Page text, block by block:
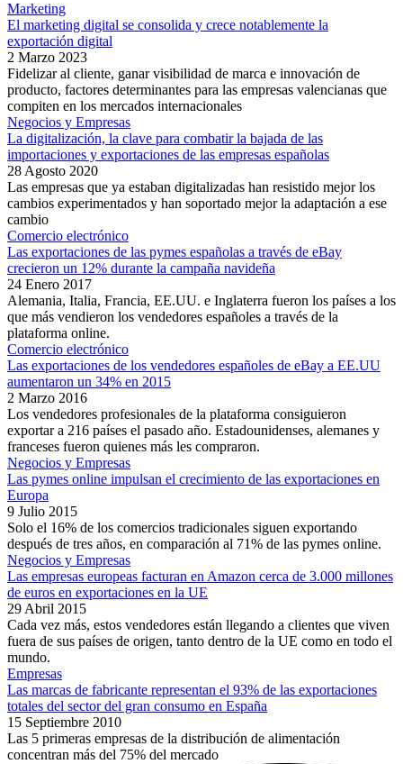
Marketing
El marketing digital se consolida y crece notablemente la
exportación digital
2 Marzo 2023
Fidelizar al cliente, ganar visibilidad de marca e innovación de
producto, factores determinantes para las empresas valencianas que
compiten en los mercados internacionales
Negocios y Empresas
La digitalización, la clave para combatir la bajada de las
importaciones y exportaciones de las empresas españolas
28 Agosto 2020
Las empresas que ya estaban digitalizadas han resistido mejor los
cambios experimentados y han soportado mejor la adaptación a ese
cambio
Comercio electrónico
Las exportaciones de las pymes españolas a través de eBay
crecieron un 12% durante la campaña navideña
24 Enero 2017
Alemania, Italia, Francia, EE.UU. e Inglaterra fueron los países a los
que más vendieron los vendedores españoles a través de la
plataforma online.
Comercio electrónico
Las exportaciones de los vendedores españoles de eBay a EE.UU
aumentaron un 34% en 2015
2 Marzo 2016
Los vendedores profesionales de la plataforma consiguieron
exportar a 216 países el pasado año. Estadounidenses, alemanes y
franceses fueron quienes más les compraron.
Negocios y Empresas
Las pymes online impulsan el crecimiento de las exportaciones en
Europa
9 Julio 2015
Solo el 16% de los comercios tradicionales siguen exportando
después de tres años, en comparación al 71% de las pymes online.
Negocios y Empresas
Las empresas europeas facturan en Amazon cerca de 3.000 millones
de euros en exportaciones en la UE
29 Abril 2015
Cada vez más, estos vendedores están llegando a clientes que viven
fuera de sus países de origen, tanto dentro de la UE como en todo el
mundo.
Empresas
Las marcas de fabricante representan el 93% de las exportaciones
totales del sector del gran consumo en España
15 Septiembre 2010
Las 5 primeras empresas de la distribución de alimentación
concentran más del 75% del mercado